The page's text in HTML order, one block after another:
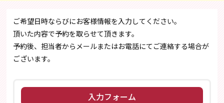
ご希望日時ならびにお客様情報を入力してください。
頂いた内容で予約を取らせて頂きます。
予約後、担当者からメールまたはお電話にてご連絡する場合が
ございます。
入力フォーム